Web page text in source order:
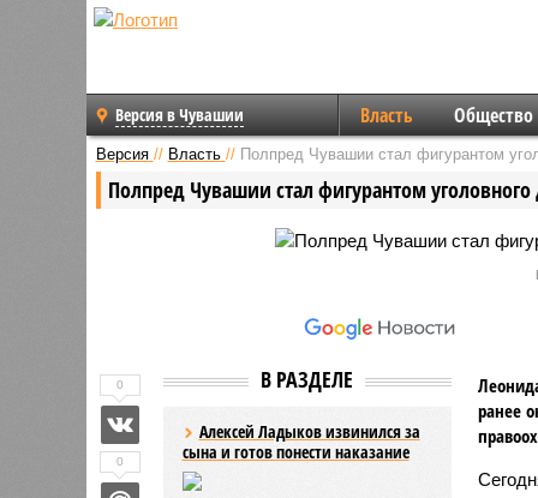
Версия в Чувашии Власть Общество
Версия // Власть // Полпред Чувашии стал фигурантом
Полпред Чувашии стал фигурантом уголовного
В РАЗДЕЛЕ
Алексей Ладыков извинился за
сына и готов понести наказание
ранее
0
0